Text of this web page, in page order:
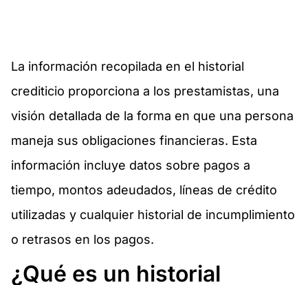
La información recopilada en el historial
crediticio proporciona a los prestamistas, una
visión detallada de la forma en que una persona
maneja sus obligaciones financieras. Esta
información incluye datos sobre pagos a
tiempo, montos adeudados, líneas de crédito
utilizadas y cualquier historial de incumplimiento
o retrasos en los pagos.
¿Qué es un historial